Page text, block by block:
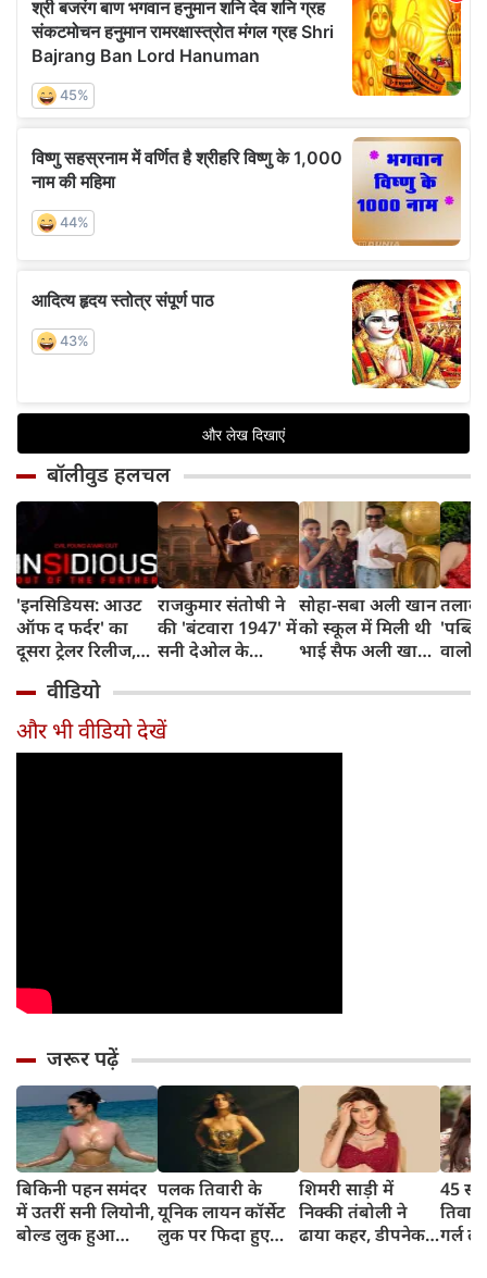
बॉलीवुड हलचल
'इनसिडियस: आउट
ऑफ द फर्दर' का
दूसरा ट्रेलर रिलीज,
डरावना चैप्टर लेकर
लौट रही हॉरर
फ्रैंचाइजी
राजकुमार संतोषी ने
की 'बंटवारा 1947' में
सनी देओल के
सुपरहीरोज़ से तुलना,
कही यह बात
सोहा-सबा अली खान
को स्कूल में मिली थी
भाई सैफ अली खान
शादी की खबर,
वालों
वीडियो
और भी वीडियो देखें
जरूर पढ़ें
बिकिनी पहन समंदर
में उतरीं सनी लियोनी,
बोल्ड लुक हुआ
पलक तिवारी के
यूनिक लायन कॉर्सेट
लुक पर फिदा हुए
शिमरी साड़ी में
निक्की तंबोली ने
ढाया कहर, डीपनेक
45
गर्ल